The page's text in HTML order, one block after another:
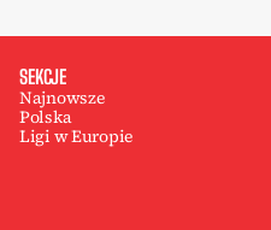
SEKCJE
Najnowsze
Polska
Ligi w Europie